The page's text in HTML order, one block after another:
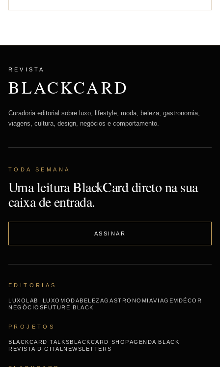
REVISTA
BLACKCARD
Curadoria editorial sobre luxo, lifestyle, moda, beleza, gastronomia,
viagens, cultura, design, negócios e comportamento.
TODA SEMANA
Uma leitura BlackCard direto na sua
caixa de entrada.
ASSINAR
EDITORIAS
LUXO LAB. LUXO MODABELEZAGASTRONOMIAVIAGEM DÉCOR
NEGÓCIOSFUTURE BLACK
PROJETOS
BLACKCARD TALKSBLACKCARD SHOPAGENDA BLACK
REVISTA DIGITAL NEWSLETTERS